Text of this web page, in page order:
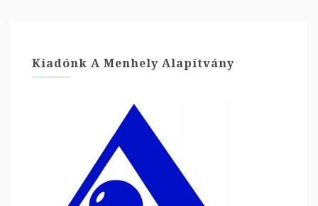
Kiadónk A Menhely Alapítvány